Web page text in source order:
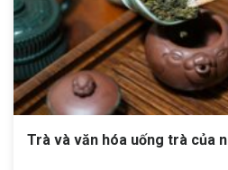
Trà và văn hóa uống trà của